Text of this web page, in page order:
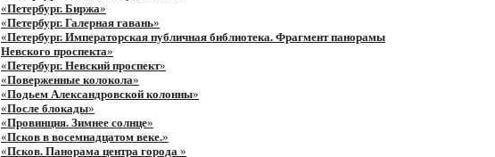
«Петербург. Биржа»
«Петербург. Галерная гавань»
«Петербург. Императорская публичная библиотека. Фрагмент панорамы
Невского проспекта»
«Петербург. Невский проспект»
«Поверженные колокола»
«Подьем Александровской колонны»
«После блокады»
«Провинция. Зимнее солнце»
«Псков в восемнадцатом веке.»
«Псков. Панорама центра города »